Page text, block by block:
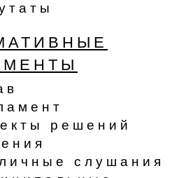
решений
слушания